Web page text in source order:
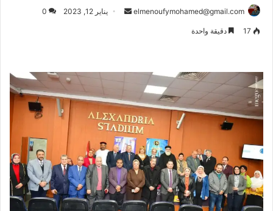
elmenoufymohamed@gmail.com
أرسل يناير 12, 2023 0
17 دقيقة واحدة